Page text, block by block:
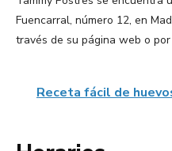
Fuencarral, número 12, en
través de su página web o
Receta fácil de